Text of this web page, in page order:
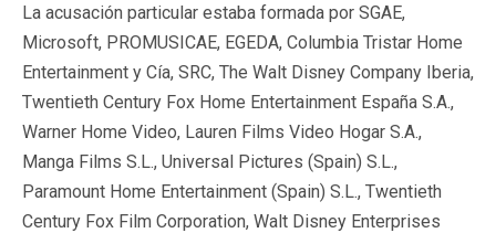
La acusación particular estaba formada por SGAE,
Microsoft, PROMUSICAE, EGEDA, Columbia Tristar Home
Entertainment y Cía, SRC, The Walt Disney Company Iberia,
Twentieth Century Fox Home Entertainment España S.A.,
Warner Home Video, Lauren Films Video Hogar S.A.,
Manga Films S.L., Universal Pictures (Spain) S.L.,
Paramount Home Entertainment (Spain) S.L., Twentieth
Century Fox Film Corporation, Walt Disney Enterprises